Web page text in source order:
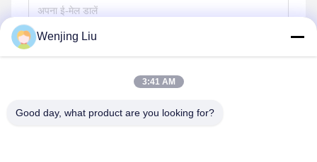
Wenjing Liu
3:41 AM
Good day, what product are you looking for?